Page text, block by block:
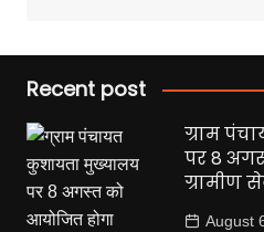
Recent post
ग्राम
पर 8
ग्रामीण
August